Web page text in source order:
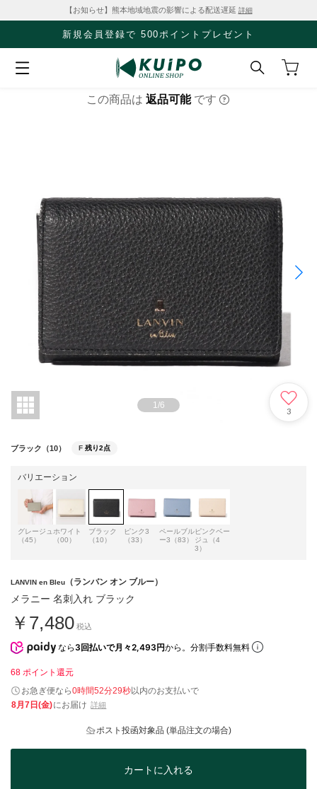
【お知らせ】熊本地域地震の影響による配送遅延 詳細
新規会員登録で 500ポイントプレゼント
この商品は 返品可能 です
1/6
3
ブラック（10） F 残り2点
バリエーション
グレージュ
（45）
ホワイト
（00）
ブラック
（10）
ピンク3
（33）
ペールブル
ー3（83）
ピンクベー
ジュ（4
3）
LANVIN en Bleu （ランバン オン ブルー）
メラニー 名刺入れ ブラック
￥7,480 税込
なら 3回払いで月々2,493円から。分割手数料無料
68 ポイント還元
お急ぎ便なら0時間52分29秒以内のお支払いで
8月7日(金)にお届け 詳細
ポスト投函対象品 (単品注文の場合)
カートに入れる